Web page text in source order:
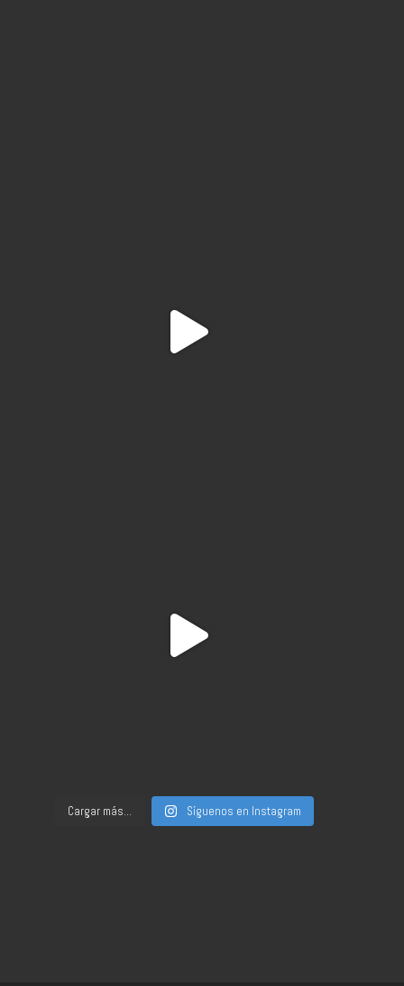
Cargar más... Síguenos en Instagram